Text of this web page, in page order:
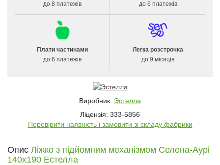
до 8 платежів
до 6 платежів
Плати частинами
до 6 платежів
Легка розстрочка
до 9 місяців
Виробник: Эстелла
Ліцензія: 333-5856
Перевірити наявність і замовити зі складу фабрики
Опис Ліжко з підйомним механізмом Селена-Аурі
140x190 Естелла